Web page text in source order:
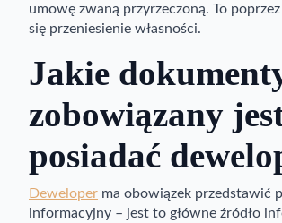
umowę zwaną przyrzeczoną. To
się przeniesienie własności.
Jakie
zobowiązany
posiadać
Deweloper ma obowiązek przedstawić
informacyjny – jest to główne źródło